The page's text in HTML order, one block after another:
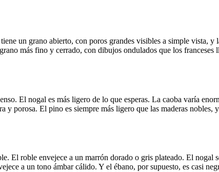
tiene un grano abierto, con poros grandes visibles a simple vista, y
más fino y cerrado, con dibujos ondulados que los franceses
El nogal es más ligero de lo que esperas. La caoba varía
porosa. El pino es siempre más ligero que las maderas nobles,
El roble envejece a un marrón dorado o gris plateado. El nogal
a un tono ámbar cálido. Y el ébano, por supuesto, es casi